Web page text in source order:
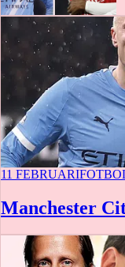
11 FEBRUARI
Manchester